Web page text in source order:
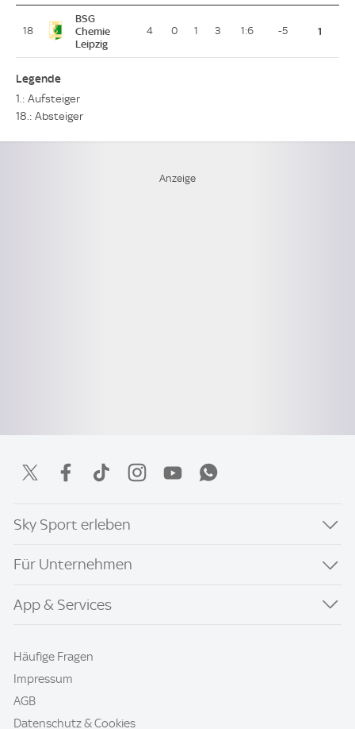
18
BSG
Chemie
Leipzig
4 0 1 3 1:6 -5 1
Legende
1.: Aufsteiger
18.: Absteiger
Sky Sport erleben
Für Unternehmen
App & Services
Häufige Fragen
Impressum
AGB
Datenschutz & Cookies